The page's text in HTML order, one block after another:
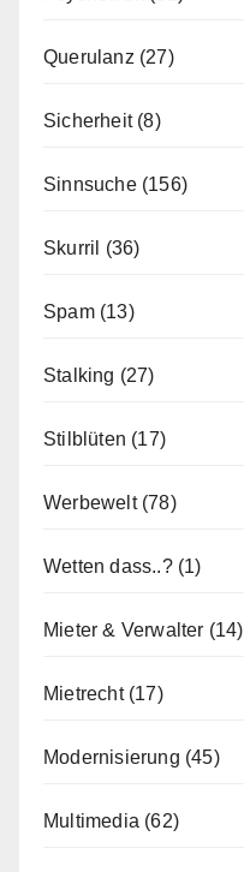
Querulanz (27)
Sicherheit(8)
Sinnsuche(156)
Skurril (36)
Spam(13)
Stalking (27)
Stilblüten (17)
Werbewelt(78)
Wetten dass..?(1)
Mieter & Verwalter (14)
Mietrecht(17)
Modernisierung (45)
Multimedia (62)